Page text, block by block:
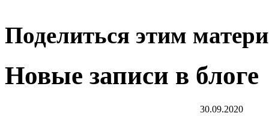
Поделиться этим
Новые записи в блоге
30.09.2020